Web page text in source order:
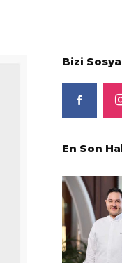
Bizi
En Son